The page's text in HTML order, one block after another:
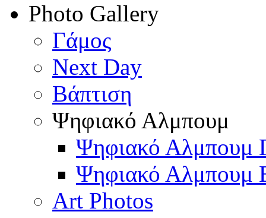
Photo Gallery
Γάμος
Next Day
Βάπτιση
Ψηφιακό Αλμπουμ
Ψηφιακό Αλμπουμ
Ψηφιακό Αλμπουμ
Art Photos